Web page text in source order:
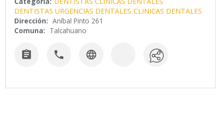
DENTISTAS URGENCIAS DENTALES CLINICAS DENTALES
Dirección: Aníbal Pinto 261
Comuna: Talcahuano
  